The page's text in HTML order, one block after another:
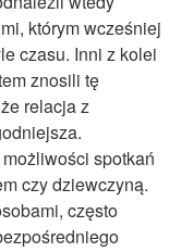
którym wcześniej
czasu. Inni z kolei
znosili tę
relacja z
spotkań
czy dziewczyną.
często